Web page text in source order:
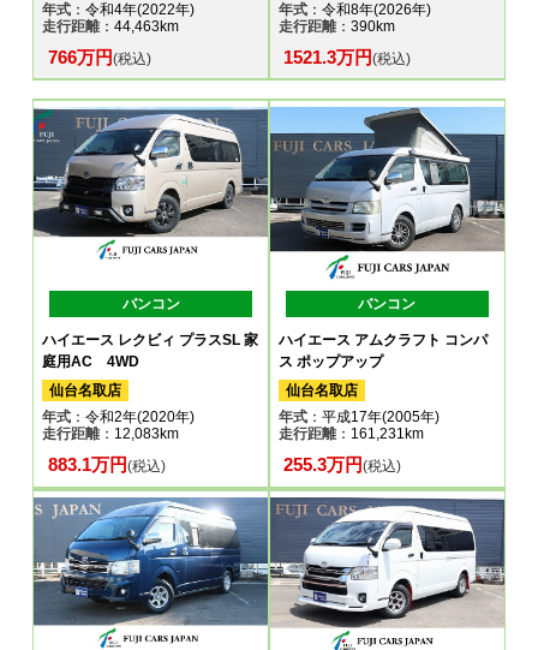
年式 ：令和4年(2022年)
走行距離：44,463km
766万円(税込)
年式：令和8年(2026年)
走行距離：390km
1521.3万円(税込)
バンコン
ハイエース レクビィ プラスSL 家
庭用AC 4WD
仙台名取店
年式 ：令和2年(2020年)
走行距離：12,083km
883.1万円(税込)
バンコン
ハイエース アムクラフト コンパ
ス ポップアップ
仙台名取店
年式：平成17年(2005年)
走行距離：161,231km
255.3万円(税込)